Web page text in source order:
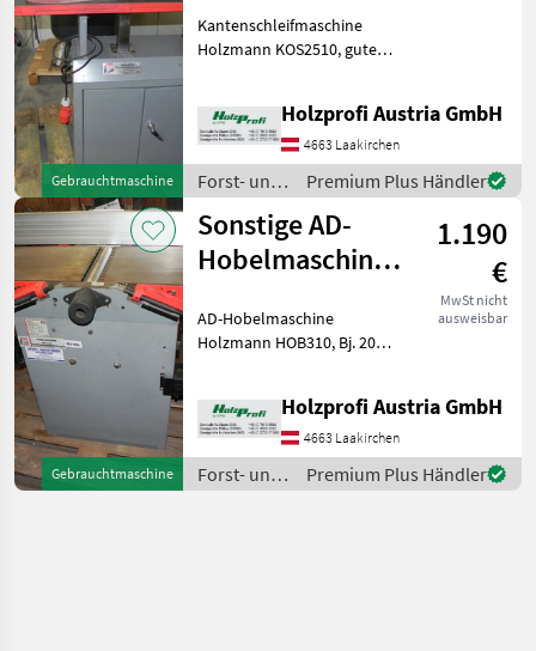
Gebrauchtmaschine
KOS2510
Kantenschleifmaschine
Holzmann KOS2510, guter
Bandlänge, 150
kgPreisänderungen
vorbehalten, Irrtümer,
Druck- und Satzfehle
Holzprofi Austria GmbH
4663 Laakirchen
Forst- und
Holztechnik
/ Sonstige
Premium Plus Händler
Gebrauchtmaschine
Sonstige AD-
Hobelmaschine
HOB310
1.190
€
MwSt nicht
ausweisbar
AD-Hobelmaschine
Holzmann HOB310, Bj. 2007,
kgPreisänderungen
vorbehalten, Irrtümer,
Druck- und Satzfehler
vorbehalten Forst-
Holzprofi Austria GmbH
4663 Laakirchen
Forst- und
Holztechnik
Premium Plus Händler